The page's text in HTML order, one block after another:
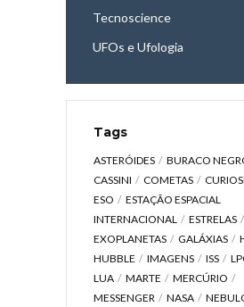
Tecnoscience
UFOs e Ufologia
Tags
ASTERÓIDES
BURACO
CASSINI
COMETAS
ESO
ESTAÇÃO ESPACIAL
INTERNACIONAL
ESTRELAS
EXOPLANETAS
GALÁXIAS
HUBBLE
IMAGENS ISS
LUA
MARTE
MERCÚRIO
MESSENGER
NASA